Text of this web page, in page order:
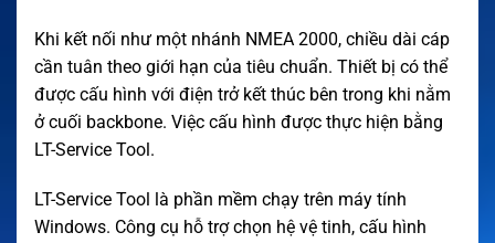
Khi kết nối như một nhánh NMEA 2000, chiều dài cáp
cần tuân theo giới hạn của tiêu chuẩn. Thiết bị có thể
được cấu hình với điện trở kết thúc bên trong khi nằm
ở cuối backbone. Việc cấu hình được thực hiện bằng
LT-Service Tool.
LT-Service Tool là phần mềm chạy trên máy tính
Windows. Công cụ hỗ trợ chọn hệ vệ tinh, cấu hình